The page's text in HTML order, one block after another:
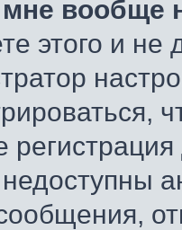
вообще
этого и не